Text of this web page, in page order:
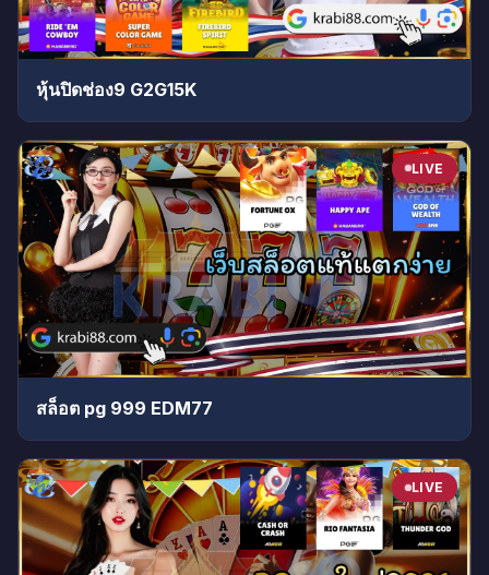
หุ้นปิดช่อง9 G2G15K
LIVE
สล็อต pg 999 EDM77
LIVE